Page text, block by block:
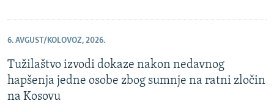
6. AVGUST/KOLOVOZ, 2026.
Tužilaštvo izvodi dokaze nakon nedavnog
hapšenja jedne osobe zbog sumnje na ratni zločin
na Kosovu